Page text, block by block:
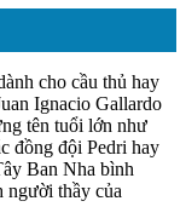
cho cầu thủ hay
Ignacio Gallardo
tên tuổi lớn như
đồng đội Pedri hay
Ban Nha bình
người thầy của